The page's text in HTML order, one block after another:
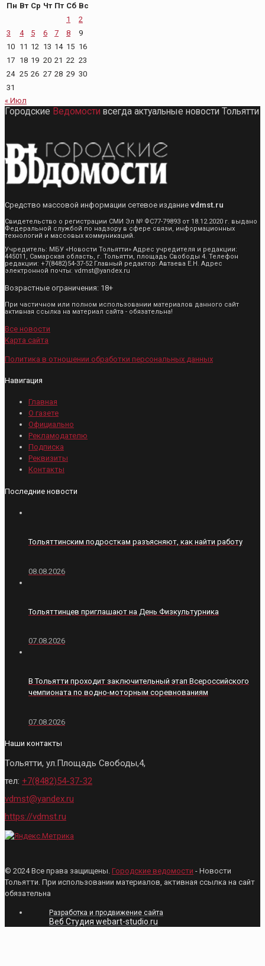
Пн Вт Ср Чт Пт Сб Вс
1
2
3
4 5 6 7 8
9
10 11 12 13 14 15 16
17 18 19 20 21 22 23
24 25 26 27 28 29 30
31
« Июл
Городские Ведомости всегда актуальные новости Тольятти
Средство массовой информации сетевое издание vdmst.ru
Свидетельство о регистрации СМИ Эл № ФС77-79893 от 18.12.2020 г. выдано
Федеральной службой по надзору в сфере связи, информационных
технологий и массовых коммуникаций.
Учредитель: МБУ «Новости Тольятти» Адрес учредителя и редакции:
445011, Самарская область, г. Тольятти, площадь Свободы 4. Телефон
редакции: +7(8482)54-37-52 Главный редактор: Автаева Е.Н. Адрес
электронной почты: vdmst@yandex.ru
Возрастные ограничения: 18+
При частичном или полном использовании материалов данного сайт
активная ссылка на материал сайта - обязательна!
Все новости
Карта сайта
Политика в отношении обработки персональных данных
Навигация
Главная
О газете
Официально
Рекламодателю
Подписка
Реквизиты
Контакты
Последние новости
Тольяттинским подросткам разъясняют, как найти работу
08.08.2026
Тольяттинцев приглашают на День Физкультурника
07.08.2026
В Тольятти проходит заключительный этап Всероссийского
чемпионата по водно-моторным соревнованиям
07.08.2026
Наши контакты
Тольятти, ул.Площадь Свободы,4,
тел: +7(8482)54-37-32
vdmst@yandex.ru
https://vdmst.ru
© 2024 Все права защищены. Городские ведомости - Новости
Тольятти. При использовании материалов, активная ссылка на сайт
обязательна
Разработка и продвижение сайта
Веб Студия webart-studio.ru